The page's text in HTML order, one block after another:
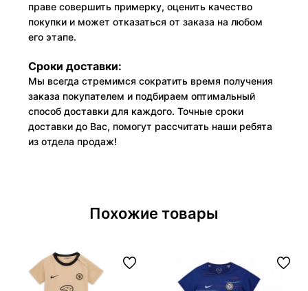
праве совершить примерку, оценить качество
покупки и может отказаться от заказа на любом
его этапе.
Сроки доставки:
Мы всегда стремимся сократить время получения
заказа покупателем и подбираем оптимальный
способ доставки для каждого. Точные сроки
доставки до Вас, помогут рассчитать наши ребята
из отдела продаж!
Похожие товары